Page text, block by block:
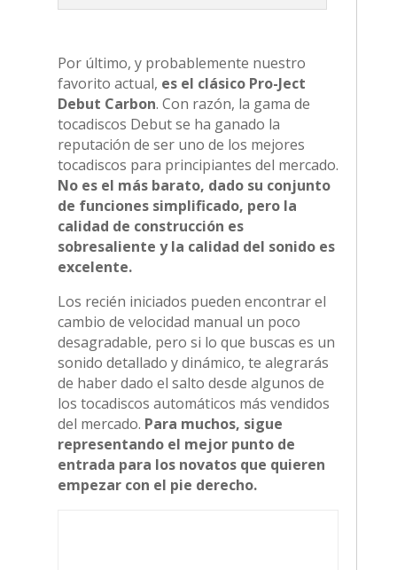
Por último, y probablemente nuestro
favorito actual, es el clásico Pro-Ject
Debut Carbon. Con razón, la gama de
tocadiscos Debut se ha ganado la
reputación de ser uno de los mejores
tocadiscos para principiantes del mercado.
No es el más barato, dado su conjunto
de funciones simplificado, pero la
calidad de construcción es
sobresaliente y la calidad del sonido es
excelente.
Los recién iniciados pueden encontrar el
cambio de velocidad manual un poco
desagradable, pero si lo que buscas es un
sonido detallado y dinámico, te alegrarás
de haber dado el salto desde algunos de
los tocadiscos automáticos más vendidos
del mercado. Para muchos, sigue
representando el mejor punto de
entrada para los novatos que quieren
empezar con el pie derecho.